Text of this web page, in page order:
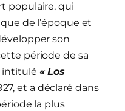
populaire, qui
de l’époque et
son
période de sa
intitulé « Los
et a déclaré dans
la plus